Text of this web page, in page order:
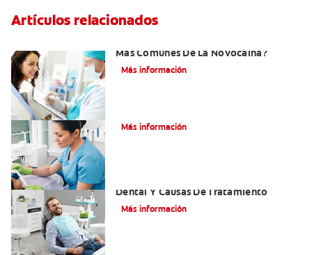
Artículos relacionados
Más Comunes De La Novocaína?
Más información
Más información
Dental Y Causas De Tratamiento
Más información